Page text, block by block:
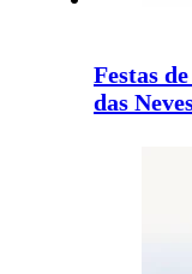
Festas
das